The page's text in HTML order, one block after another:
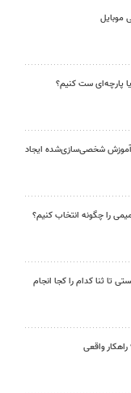
موبایل
پارچه‌ای ست کنیم؟
آموزش شخصی‌سازی‌شده ایجاد
را چگونه انتخاب کنیم؟
تا ثنا کدام را کجا انجام